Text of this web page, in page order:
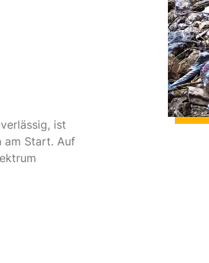
ist
am Start. Auf